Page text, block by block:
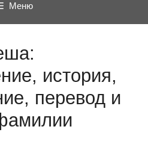
Меню
история,
перевод и